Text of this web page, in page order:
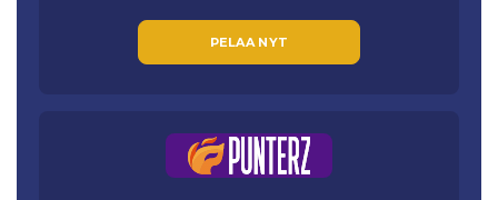
PELAA NYT